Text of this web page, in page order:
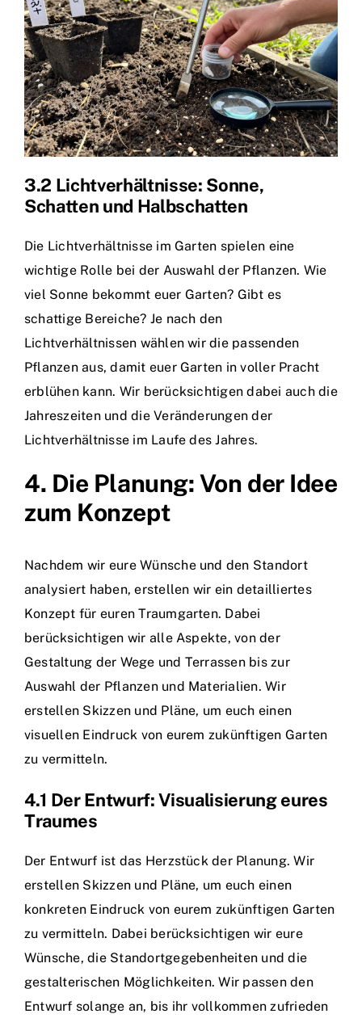
3.2 Lichtverhältnisse: Sonne,
Schatten und Halbschatten
Die Lichtverhältnisse im Garten spielen eine
wichtige Rolle bei der Auswahl der Pflanzen. Wie
viel Sonne bekommt euer Garten? Gibt es
schattige Bereiche? Je nach den
Lichtverhältnissen wählen wir die passenden
Pflanzen aus, damit euer Garten in voller Pracht
erblühen kann. Wir berücksichtigen dabei auch die
Jahreszeiten und die Veränderungen der
Lichtverhältnisse im Laufe des Jahres.
4. Die Planung: Von der Idee
zum Konzept
Nachdem wir eure Wünsche und den Standort
analysiert haben, erstellen wir ein detailliertes
Konzept für euren Traumgarten. Dabei
berücksichtigen wir alle Aspekte, von der
Gestaltung der Wege und Terrassen bis zur
Auswahl der Pflanzen und Materialien. Wir
erstellen Skizzen und Pläne, um euch einen
visuellen Eindruck von eurem zukünftigen Garten
zu vermitteln.
4.1 Der Entwurf: Visualisierung eures
Traumes
Der Entwurf ist das Herzstück der Planung. Wir
erstellen Skizzen und Pläne, um euch einen
konkreten Eindruck von eurem zukünftigen Garten
zu vermitteln. Dabei berücksichtigen wir eure
Wünsche, die Standortgegebenheiten und die
gestalterischen Möglichkeiten. Wir passen den
Entwurf solange an, bis ihr vollkommen zufrieden